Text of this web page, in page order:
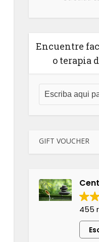
Encuentre
o terapia
GIFT VOUCHER
455